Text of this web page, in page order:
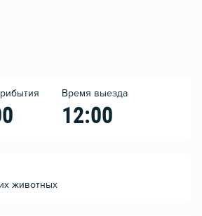
Время выезда
12:00
животных